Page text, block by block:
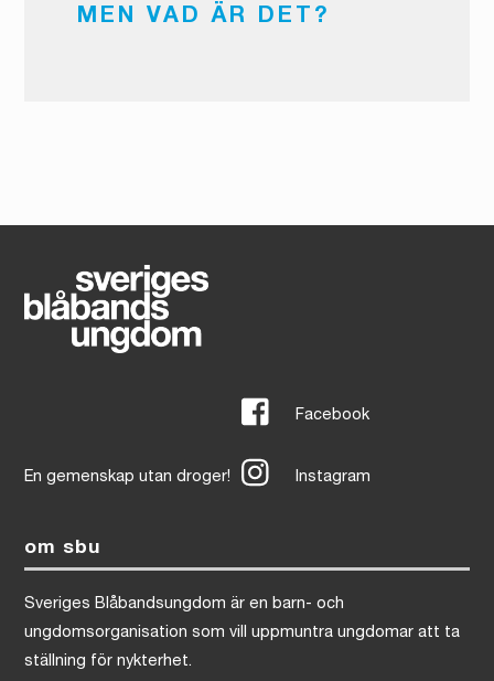
MEN VAD ÄR DET?
En gemenskap utan droger!
Facebook
Instagram
om sbu
Sveriges Blåbandsungdom är en barn- och
ungdomsorganisation som vill uppmuntra ungdomar att ta
ställning för nykterhet.